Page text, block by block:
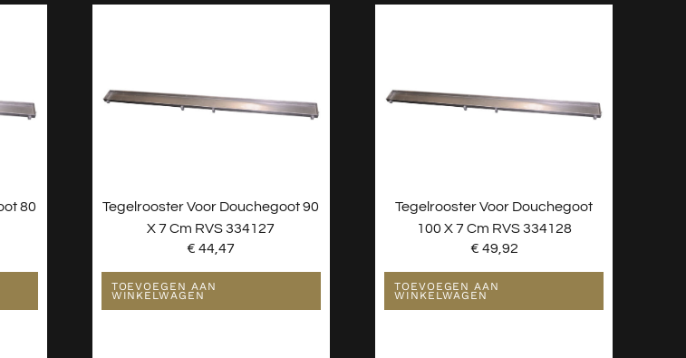
80
Tegelrooster Voor Douchegoot 90
X 7 Cm RVS 334127
€ 44,47
TOEVOEGEN AAN
WINKELWAGEN
Tegelrooster Voor Douchegoot
100 X 7 Cm RVS 334128
€ 49,92
TOEVOEGEN AAN
WINKELWAGEN